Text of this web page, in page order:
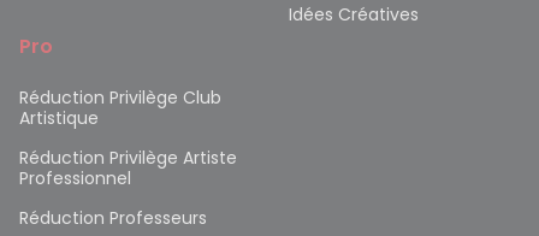
Idées Créatives
Pro
Réduction Privilège Club
Artistique
Réduction Privilège Artiste
Professionnel
Réduction Professeurs